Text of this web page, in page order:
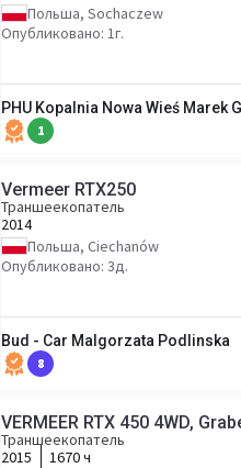
Польша, Sochaczew
Опубликовано: 1г.
PHU Kopalnia Nowa Wieś Marek
1
Vermeer RTX250
Траншеекопатель
2014
Польша, Ciechanów
Опубликовано: 3д.
Bud - Car Malgorzata Podlinska
8
VERMEER RTX 450 4WD,
Траншеекопатель
2015
1670 ч